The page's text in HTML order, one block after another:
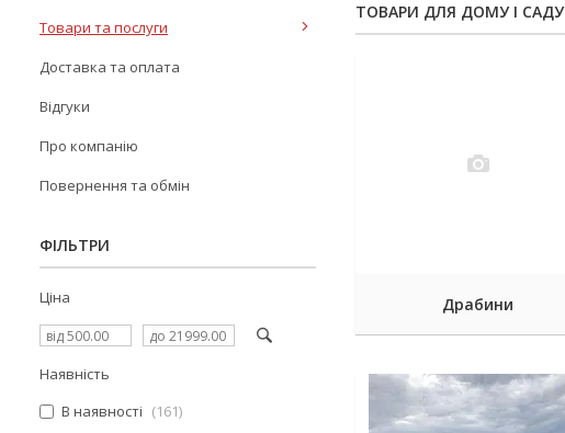
ТОВАРИ ДЛЯ ДОМУ І САДУ
Драбини
Товари та послуги
Доставка та оплата
Відгуки
Про компанію
Повернення та обмін
ФІЛЬТРИ
Ціна
Наявність
В наявності
161